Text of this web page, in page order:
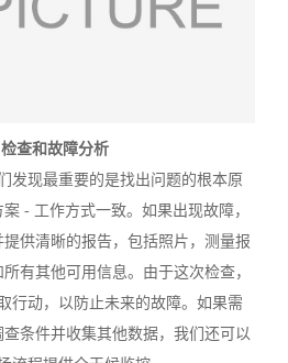
检查和故障分析
发现最重要的是找出问题的根本原
- 工作方式一致。如果出现故障，
供清晰的报告，包括照片，测量报
有其他可用信息。由于这次检查，
行动，以防止未来的故障。如果需
条件并收集其他数据，我们还可以